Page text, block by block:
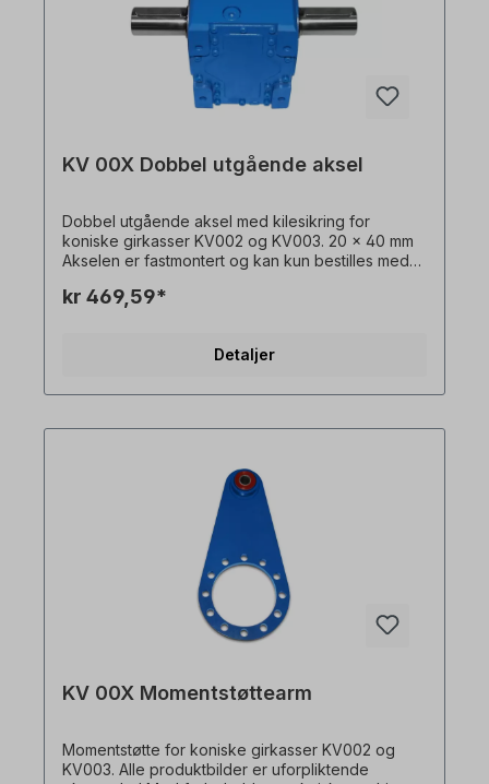
KV 00X Dobbel utgående aksel
Dobbel utgående aksel med kilesikring for
koniske girkasser KV002 og KV003. 20 x 40 mm
Akselen er fastmontert og kan kun bestilles med
eksempler! Med forbehold om tekniske endringer.
kr 469,59*
Detaljer
KV 00X Momentstøttearm
Momentstøtte for koniske girkasser KV002 og
KV003. Alle produktbilder er uforpliktende